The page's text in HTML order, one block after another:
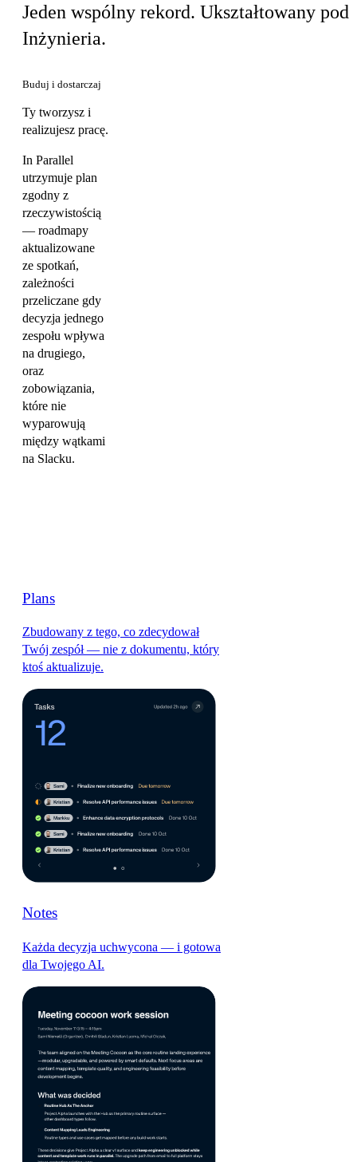
Jeden wspólny rekord. Ukształtowany pod
Inżynieria.
Buduj i dostarczaj
Ty tworzysz i
realizujesz pracę.
In Parallel
utrzymuje plan
zgodny z
rzeczywistością
— roadmapy
aktualizowane
ze spotkań,
zależności
przeliczane gdy
decyzja jednego
zespołu wpływa
na drugiego,
oraz
zobowiązania,
które nie
wyparowują
między wątkami
na Slacku.
Plans
Zbudowany z tego, co zdecydował
Twój zespół — nie z dokumentu, który
ktoś aktualizuje.
Notes
Każda decyzja uchwycona — i gotowa
dla Twojego AI.